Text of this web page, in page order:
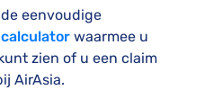
eenvoudige
waarmee u
zien of u een claim
AirAsia.